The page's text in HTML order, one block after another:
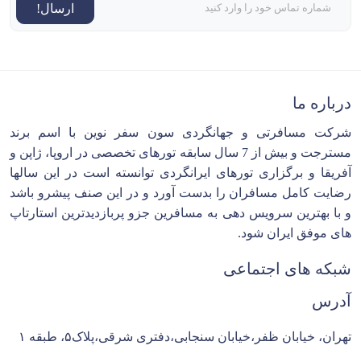
ارسال!
درباره ما
شرکت مسافرتی و جهانگردی سون سفر نوین با اسم برند
مسترجت و بیش از 7 سال سابقه تورهای تخصصی در اروپا، ژاپن و
آفریقا و برگزاری تورهای ایرانگردی توانسته است در این سالها
رضایت کامل مسافران را بدست آورد و در این صنف پیشرو باشد
و با بهترین سرویس دهی به مسافرین جزو پربازدیدترین استارتاپ
های موفق ایران شود.
شبکه های اجتماعی
آدرس
تهران، خیابان ظفر،خیابان سنجابی،دفتری شرقی،پلاک۵، طبقه ۱